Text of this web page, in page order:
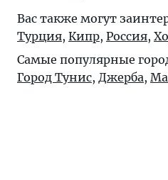
Вас также могут
Турция, Кипр, Россия,
Самые популярные
Город Тунис, Джерба,